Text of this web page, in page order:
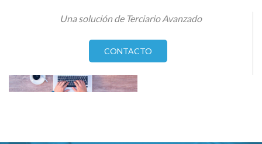
Una solución de Terciario Avanzado
CONTACTO